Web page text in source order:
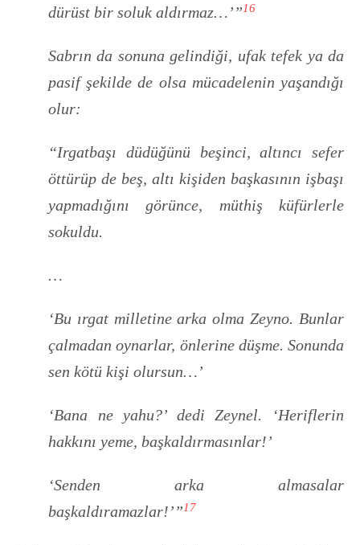
dürüst bir soluk aldırmaz…’”16
Sabrın da sonuna gelindiği, ufak tefek ya da
pasif şekilde de olsa mücadelenin yaşandığı
olur:
“Irgatbaşı düdüğünü beşinci, altıncı sefer
öttürüp de beş, altı kişiden başkasının işbaşı
yapmadığını görünce, müthiş küfürlerle
sokuldu.
…
‘Bu ırgat milletine arka olma Zeyno. Bunlar
çalmadan oynarlar, önlerine düşme. Sonunda
sen kötü kişi olursun…’
‘Bana ne yahu?’ dedi Zeynel. ‘Heriflerin
hakkını yeme, başkaldırmasınlar!’
‘Senden arka almasalar
başkaldıramazlar!’”17